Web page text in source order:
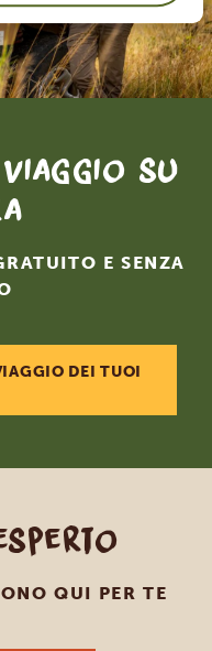
su
E SENZA
DEI TUOI
QUI PER TE